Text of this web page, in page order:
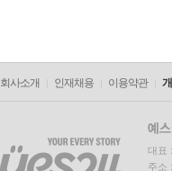
회사소개 인재채용 이용약관
대표
주소